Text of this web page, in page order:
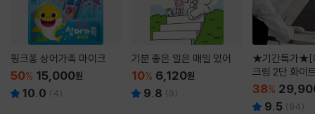
핑크퐁 상어가족 마이크
50% 15,000원
10.0 (4)
기분 좋은 일은 매일 있어
10% 6,120원
9.8 (9)
★기간특가★[
크림 2단 화이
38%
9.5 (94)